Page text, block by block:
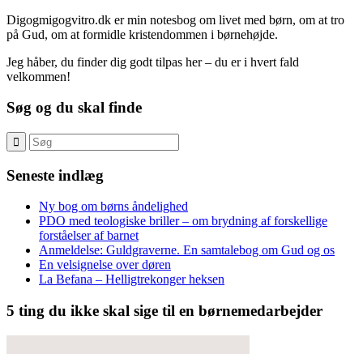
Digogmigogvitro.dk er min notesbog om livet med børn, om at tro
på Gud, om at formidle kristendommen i børnehøjde.
Jeg håber, du finder dig godt tilpas her – du er i hvert fald
velkommen!
Søg og du skal finde
Seneste indlæg
Ny bog om børns åndelighed
PDO med teologiske briller – om brydning af forskellige
forståelser af barnet
Anmeldelse: Guldgraverne. En samtalebog om Gud og os
En velsignelse over døren
La Befana – Helligtrekonger heksen
5 ting du ikke skal sige til en børnemedarbejder